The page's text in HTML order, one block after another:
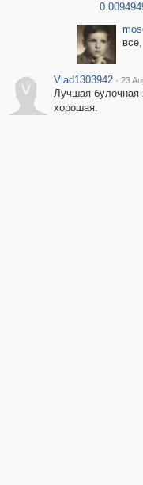
V
Vlad1303942 · 23
Лучшая булочная
хорошая.